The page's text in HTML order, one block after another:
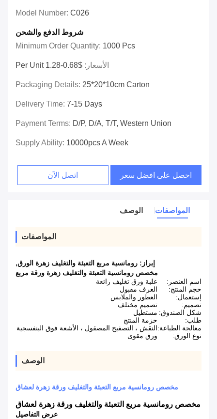
Model Number: C026
شروط الدفع والشحن
Minimum Order Quantity: 1000 Pcs
الأسعار: $0.68-1.28 Per Unit
Packaging Details: 25*20*10cm Carton
Delivery Time: 7-15 Days
Payment Terms: D/P, D/A, T/T, Western Union
Supply Ability: 10000pcs A Week
احصل على افضل سعر اتصل الآن
المواصفات الوصف
المواصفات
إبراز: رومانسية مربع التعبئة والتغليف زهرة الورق,
مخصص رومانسية التعبئة والتغليف زهرة ورقة مربع
اسم العنصر:
علبة ورق تغليف رائعة
حجم المنتج:
العرف مقبول
إستعمال:
العطور والملابس
تصميم:
تصميم مختلف
شكل الصندوق: مستطيل
طلب:
حزمة المنتج
معالجة الطباعة:النقش ، التصفيح المصقول ، الأشعة فوق البنفسجية
نوع الورق:
ورق مقوى
الوصف
مخصص رومانسية مربع التعبئة والتغليف ورقة زهرة لعشاق
مخصص رومانسية مربع التعبئة والتغليف ورقة زهرة لعشاق
عرض التفاصيل